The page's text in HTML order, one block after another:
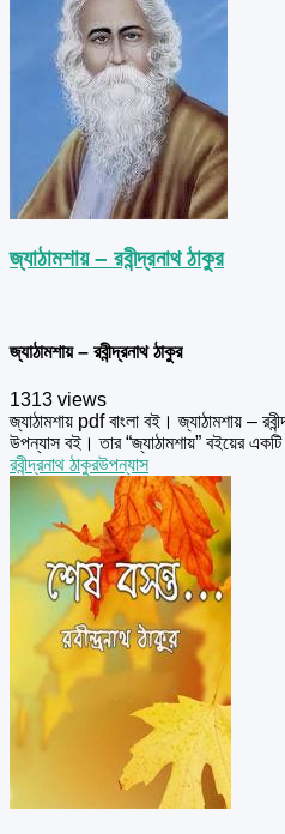
জ্যাঠামশায় – রবীন্দ্রনাথ ঠাকুর
জ্যাঠামশায় – রবীন্দ্রনাথ ঠাকুর
1313 views
জ্যাঠামশায় pdf বাংলা বই। জ্যাঠামশায় –
উপন্যাস বই। তার “জ্যাঠামশায়” বইয়ের
রবীন্দ্রনাথ ঠাকুরউপন্যাস